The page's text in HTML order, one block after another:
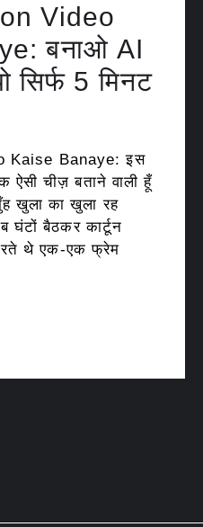
Video
बनाओ AI
सिर्फ 5 मिनट
Kaise Banaye: इस
चीज़ बताने वाली हूँ
खुला का खुला रह
घंटों बैठकर कार्टून
थे एक-एक फ्रेम